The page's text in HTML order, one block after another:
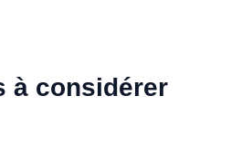
à considérer